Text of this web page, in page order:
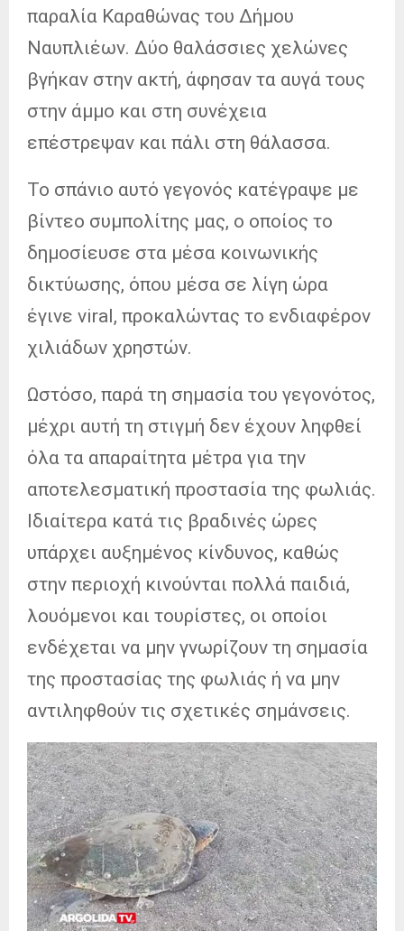
παραλία Καραθώνας του Δήμου
Ναυπλιέων. Δύο θαλάσσιες χελώνες
βγήκαν στην ακτή, άφησαν τα αυγά τους
στην άμμο και στη συνέχεια
επέστρεψαν και πάλι στη θάλασσα.
Το σπάνιο αυτό γεγονός κατέγραψε με
βίντεο συμπολίτης μας, ο οποίος το
δημοσίευσε στα μέσα κοινωνικής
δικτύωσης, όπου μέσα σε λίγη ώρα
έγινε viral, προκαλώντας το ενδιαφέρον
χιλιάδων χρηστών.
Ωστόσο, παρά τη σημασία του γεγονότος,
μέχρι αυτή τη στιγμή δεν έχουν ληφθεί
όλα τα απαραίτητα μέτρα για την
αποτελεσματική προστασία της φωλιάς.
Ιδιαίτερα κατά τις βραδινές ώρες
υπάρχει αυξημένος κίνδυνος, καθώς
στην περιοχή κινούνται πολλά παιδιά,
λουόμενοι και τουρίστες, οι οποίοι
ενδέχεται να μην γνωρίζουν τη σημασία
της προστασίας της φωλιάς ή να μην
αντιληφθούν τις σχετικές σημάνσεις.